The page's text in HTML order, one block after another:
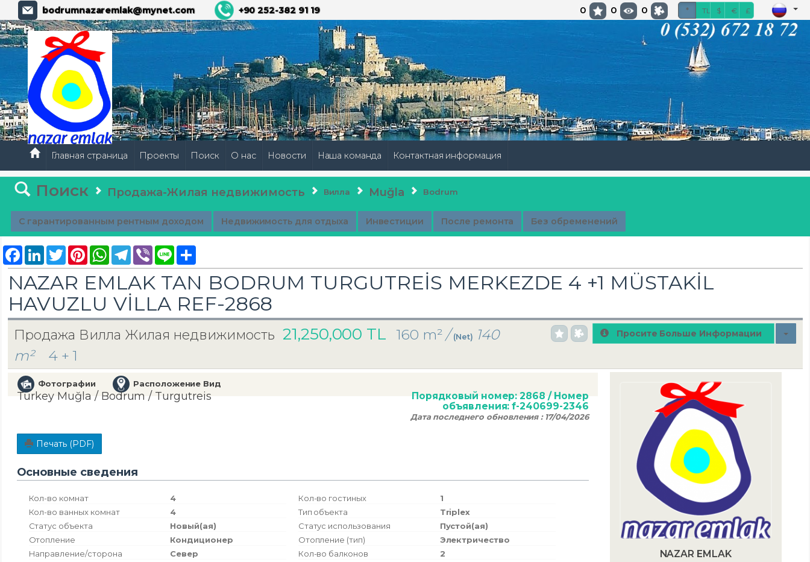
bodrumnazaremlak@mynet.com +90 252-382 91 19 0 0 0 * TL $ € £
Главная страница Проекты Поиск О нас Новости Наша команда Контактная информация
Поиск Продажа-Жилая недвижимость Вилла Muğla Bodrum
С гарантированным рентным доходом Недвижимость для отдыха Инвестиции После ремонта Без обременений
Facebook
LinkedInTwitterPinterestWhatsAppTelegram
Viber Line Share
NAZAR EMLAK TAN BODRUM TURGUTREİS MERKEZDE 4 +1 MÜSTAKİL
HAVUZLU VİLLA REF-2868
Продажа Вилла Жилая недвижимость 21,250,000 TL 160 m²/(Net)
140
m²
4 + 1
Просите Больше Информации
Фотографии Расположение Вид
Turkey Muğla / Bodrum / Turgutreis Порядковый номер:2868 / Номер
объявления:f-240699-2346
Дата последнего обновления : 17/04/2026
Печать (PDF)
Основные сведения
Кол-во комнат 4 Кол-во гостиных
1
Кол-во ванных комнат
4 Тип объекта
Triplex
Статус объекта
Новый(ая) Статус использования
Пустой(ая)
Отопление
Кондиционер Отопление (тип)
Электричество
Направление/сторона
Север Кол-во балконов
2
NAZAR EMLAK